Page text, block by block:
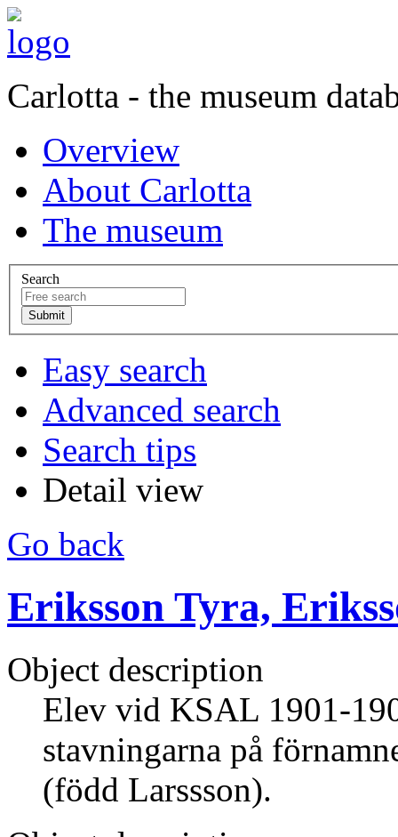
Carlotta - the museum
Overview
About Carlotta
The museum
Search
Easy search
Advanced search
Search tips
Detail view
Go back
Eriksson Tyra,
Object description
Elev vid KSAL 1901-
stavningarna på
(född Larssson).